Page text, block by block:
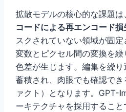
拡散モデルの核心的な課題は
コードによる再エンコード損
スクされていない領域が固
変数とピクセル間の変換を
色差が生じます。編集を繰
蓄積され、肉眼でも確認で
ァクト）となります。GPT-
ーキテクチャを採用するこ